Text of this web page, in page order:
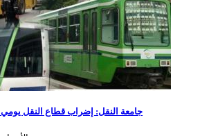
جامعة النقل: إضراب قطاع النقل يومي 25 و26 جانفي مازال قائما